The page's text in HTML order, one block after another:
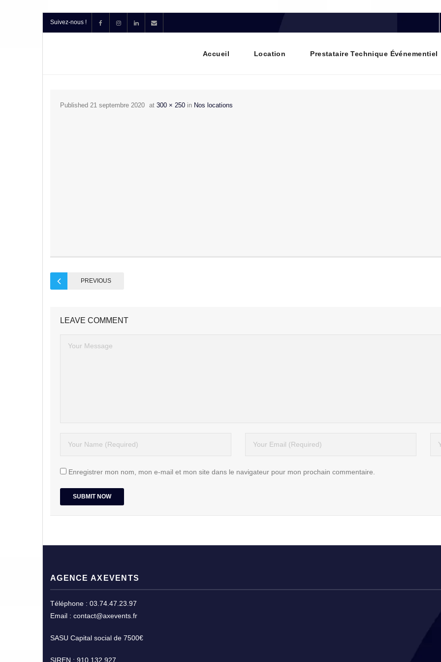
Suivez-nous !
Accueil Location Prestataire Technique Événementiel
Published 21 septembre 2020 at 300 × 250 in Nos locations
PREVIOUS
LEAVE COMMENT
Enregistrer mon nom, mon e-mail et mon site dans le navigateur pour mon prochain commentaire.
AGENCE AXEVENTS
Téléphone : 03.74.47.23.97
Email : contact@axevents.fr
SASU Capital social de 7500€
SIREN : 910 132 927